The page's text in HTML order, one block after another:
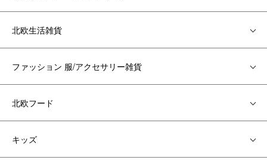
北欧生活雑貨
ファッション 服/アクセサリー雑貨
北欧フード
キッズ